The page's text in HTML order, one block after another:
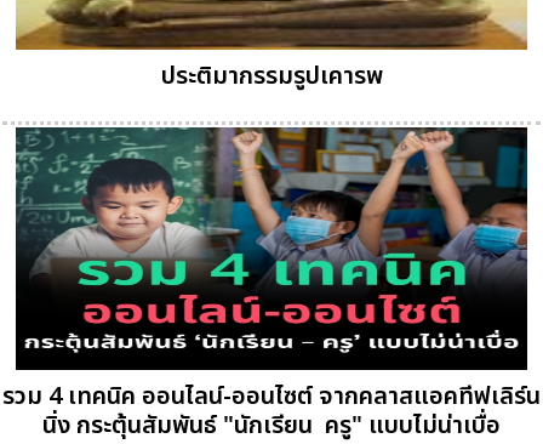
ประติมากรรมรูปเคารพ
รวม 4 เทคนิค ออนไลน์-ออนไซต์ จากคลาสแอคทีฟเลิร์น
นิ่ง กระตุ้นสัมพันธ์ "นักเรียน  ครู" แบบไม่น่าเบื่อ